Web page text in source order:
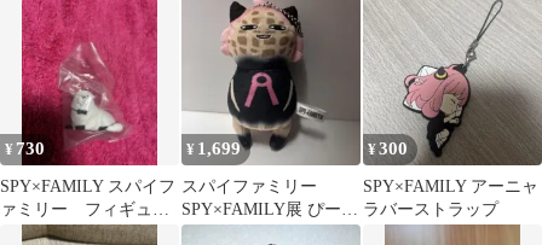
ックレス
封
¥ 730
SPY×FAMILY スパイフ
ァミリー フィギュ
ア ボンド
¥ 1,699
スパイファミリー
SPY×FAMILY展 ぴーな
つアーニャますこっと
¥300
SPY×FAMILY アーニャ
ラバーストラップ